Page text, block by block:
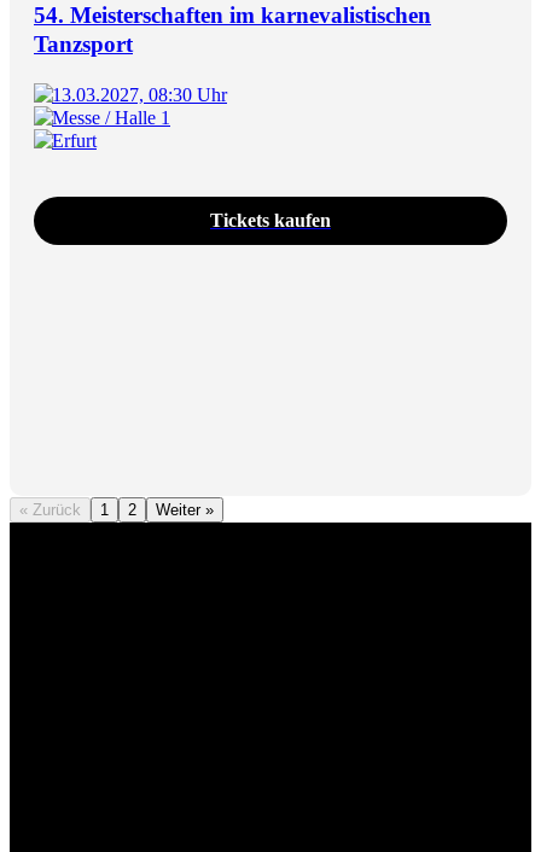
54. Meisterschaften im karnevalistischen
Tanzsport
13.03.2027, 08:30 Uhr
Messe / Halle 1
Erfurt
Tickets kaufen
« Zurück 1 2 Weiter »